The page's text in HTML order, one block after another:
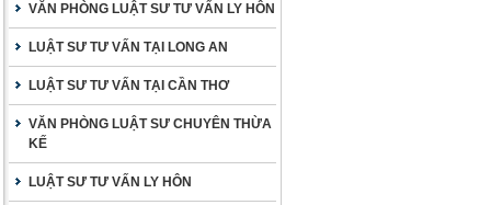
VĂN PHÒNG LUẬT SƯ TƯ VẤN LY HÔN
LUẬT SƯ TƯ VẤN TẠI LONG AN
LUẬT SƯ TƯ VẤN TẠI CẦN THƠ
VĂN PHÒNG LUẬT SƯ CHUYÊN THỪA
KẾ
LUẬT SƯ TƯ VẤN LY HÔN